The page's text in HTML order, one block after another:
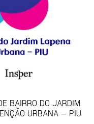
BAIRRO DO JARDIM
URBANA – PIU